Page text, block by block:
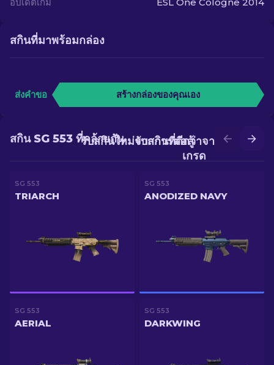
สกินที่มาพร้อมกล่อง
ส่งคำขอ สร้างกล่องของคุณเอง
รับสกินที่ดีกว่าจากการอัป
เกรด
รับสกินใหม่จากการต่อสู้
สกิน SG 553 ที่คล้ายกัน
SG 553
TRIARCH
SG 553
ANODIZED NAVY
SG 553
AERIAL
SG 553
DARKWING